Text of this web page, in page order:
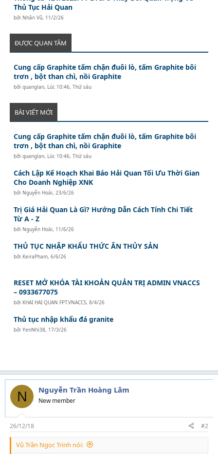
Thủ Tục Hải Quan
bởi Nhân Vũ, 11/2/26
ĐƯỢC QUAN TÂM
Cung cấp Graphite tấm chặn đuôi lò, tấm Graphite bôi
trơn , bột than chì, nồi Graphite
bởiquanglan, Lúc 10:46, Thứ sáu
BÀI VIẾT MỚI
Cung cấp Graphite tấm chặn đuôi lò, tấm Graphite bôi
trơn , bột than chì, nồi Graphite
bởiquanglan, Lúc 10:46, Thứ sáu
Cách Lập Kế Hoạch Khai Báo Hải Quan Tối Ưu Thời Gian
Cho Doanh Nghiệp XNK
bởi Nguyễn Hoài,23/6/26
Trị Giá Hải Quan Là Gì? Hướng Dẫn Cách Tính Chi Tiết
Từ A - Z
bởi Nguyễn Hoài, 11/6/26
THỦ TỤC NHẬP KHẨU THỨC ĂN THỦY SẢN
bởi KeiraPham,6/6/26
RESET MỞ KHÓA TÀI KHOẢN QUẢN TRỊ ADMIN VNACCS
– 0933677075
bởi KHAI HAI QUAN FPT.VNACCS,8/4/26
Thủ tục nhập khẩu đá granite
bởiYenNhi38, 17/3/26
N Nguyễn Trần Hoàng Lâm
New member
26/12/18 #2
Vũ Trần Ngọc Trinh nói: